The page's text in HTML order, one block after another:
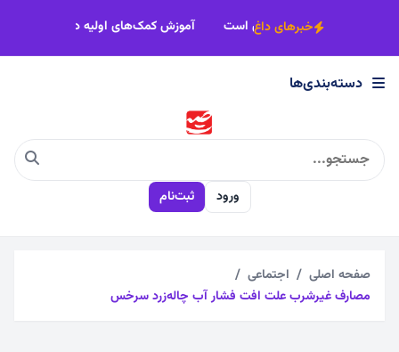
دسته‌بندی‌ها
اجتماعی
چندرسانه
خبرهای داغ
اختلاف و تفرقه، مهم‌ترین خاکریز نفوذ دشمن است آموزش کمک‌های
دسته‌بندی‌ها
ورود ثبت‌نام
صفحه اصلی
اجتماعی
مصارف غیرشرب علت افت فشار آب چاله‌زرد سرخس